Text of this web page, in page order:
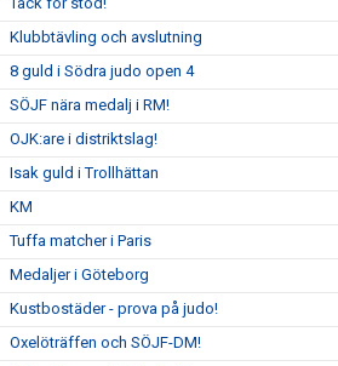
Klubbtävling och avslutning
8 guld i Södra judo open 4
SÖJF nära medalj i RM!
OJK:are i distriktslag!
Isak guld i Trollhättan
KM
Tuffa matcher i Paris
Medaljer i Göteborg
Kustbostäder - prova på judo!
Oxelöträffen och SÖJF-DM!